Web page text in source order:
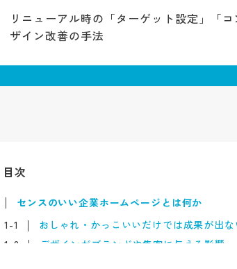
リニューアル時の「ターゲット設定」「
ザイン改善の手法
目次
センスのいい企業ホームページとは何か
1-1
おしゃれ・かっこいいだけでは成果が出な
1-2
デザインがブランドや集客に与える影響